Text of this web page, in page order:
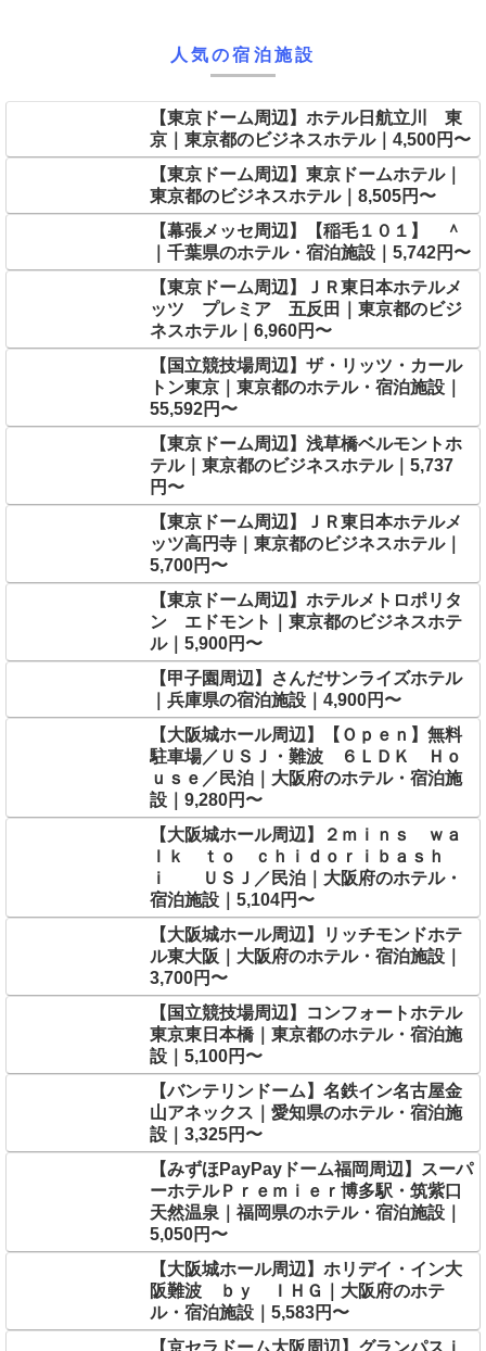
人気の宿泊施設
【東京ドーム周辺】ホテル日航立川 東
京｜東京都のビジネスホテル｜4,500円〜
【東京ドーム周辺】東京ドームホテル｜
東京都のビジネスホテル｜8,505円〜
【幕張メッセ周辺】【稲毛１０１】 ＾
｜千葉県のホテル・宿泊施設｜5,742円〜
【東京ドーム周辺】ＪＲ東日本ホテルメ
ッツ プレミア 五反田｜東京都のビジ
ネスホテル｜6,960円〜
【国立競技場周辺】ザ・リッツ・カール
トン東京｜東京都のホテル・宿泊施設｜
55,592円〜
【東京ドーム周辺】浅草橋ベルモントホ
テル｜東京都のビジネスホテル｜5,737
円〜
【東京ドーム周辺】ＪＲ東日本ホテルメ
ッツ高円寺｜東京都のビジネスホテル｜
5,700円〜
【東京ドーム周辺】ホテルメトロポリタ
ン エドモント｜東京都のビジネスホテ
ル｜5,900円〜
【甲子園周辺】さんだサンライズホテル
｜兵庫県の宿泊施設｜4,900円〜
【大阪城ホール周辺】【Ｏｐｅｎ】無料
駐車場／ＵＳＪ・難波 ６ＬＤＫ Ｈｏ
ｕｓｅ／民泊｜大阪府のホテル・宿泊施
設｜9,280円〜
【大阪城ホール周辺】２ｍｉｎｓ ｗａ
ｌｋ ｔｏ ｃｈｉｄｏｒｉｂａｓｈ
ｉ ＵＳＪ／民泊｜大阪府のホテル・
宿泊施設｜5,104円〜
【大阪城ホール周辺】リッチモンドホテ
ル東大阪｜大阪府のホテル・宿泊施設｜
3,700円〜
【国立競技場周辺】コンフォートホテル
東京東日本橋｜東京都のホテル・宿泊施
設｜5,100円〜
【バンテリンドーム】名鉄イン名古屋金
山アネックス｜愛知県のホテル・宿泊施
設｜3,325円〜
【みずほPayPayドーム福岡周辺】スーパ
ーホテルＰｒｅｍｉｅｒ博多駅・筑紫口
天然温泉｜福岡県のホテル・宿泊施設｜
5,050円〜
【大阪城ホール周辺】ホリデイ・イン大
阪難波 ｂｙ ＩＨＧ｜大阪府のホテ
ル・宿泊施設｜5,583円〜
【京セラドーム大阪周辺】グランパスｉ